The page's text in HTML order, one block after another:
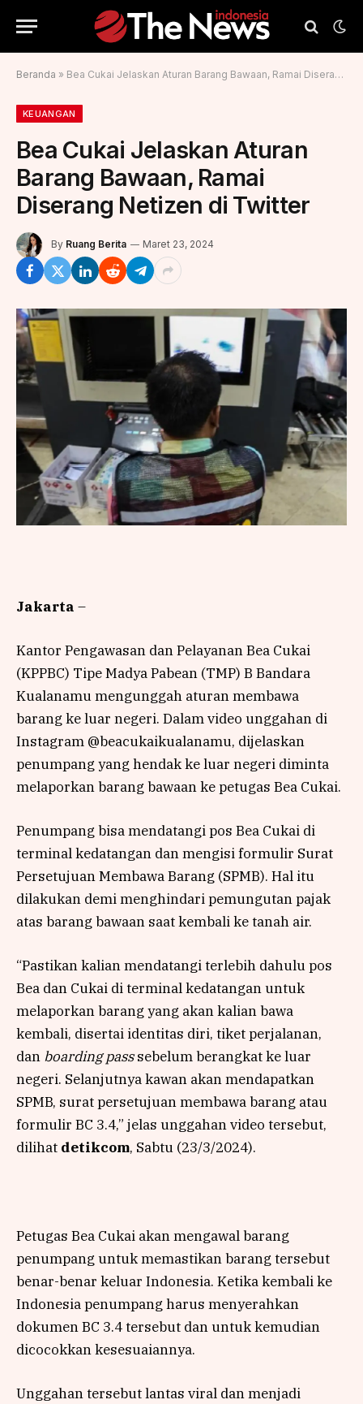
Beranda » Bea Cukai Jelaskan Aturan Barang Bawaan, Ramai Diserang Netizen di Twitter
KEUANGAN
Bea Cukai Jelaskan Aturan
Barang Bawaan, Ramai
Diserang Netizen di Twitter
By Ruang Berita Maret 23, 2024
Jakarta –
Kantor Pengawasan dan Pelayanan Bea Cukai
(KPPBC) Tipe Madya Pabean (TMP) B Bandara
Kualanamu mengunggah aturan membawa
barang ke luar negeri. Dalam video unggahan di
Instagram @beacukaikualanamu, dijelaskan
penumpang yang hendak ke luar negeri diminta
melaporkan barang bawaan ke petugas Bea Cukai.
Penumpang bisa mendatangi pos Bea Cukai di
terminal kedatangan dan mengisi formulir Surat
Persetujuan Membawa Barang (SPMB). Hal itu
dilakukan demi menghindari pemungutan pajak
atas barang bawaan saat kembali ke tanah air.
“Pastikan kalian mendatangi terlebih dahulu pos
Bea dan Cukai di terminal kedatangan untuk
melaporkan barang yang akan kalian bawa
kembali, disertai identitas diri, tiket perjalanan,
dan boarding passsebelum berangkat ke luar
negeri. Selanjutnya kawan akan mendapatkan
SPMB, surat persetujuan membawa barang atau
formulir BC 3.4,” jelas unggahan video tersebut,
dilihat detikcom, Sabtu (23/3/2024).
Petugas Bea Cukai akan mengawal barang
penumpang untuk memastikan barang tersebut
benar-benar keluar Indonesia. Ketika kembali ke
Indonesia penumpang harus menyerahkan
dokumen BC 3.4 tersebut dan untuk kemudian
dicocokkan kesesuaiannya.
Unggahan tersebut lantas viral dan menjadi